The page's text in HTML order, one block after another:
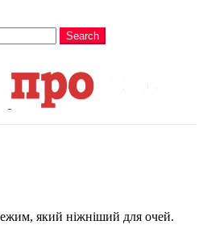
Search
який ніжніший для очей.